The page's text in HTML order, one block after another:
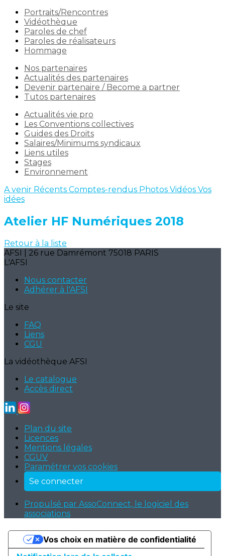
Portraits/Rencontres
Vidéothèque
Paroles de chef
Paroles de réalisateurs
Hommage
Nos partenaires
Actualités des partenaires
Devenir partenaire / Become a partner
Tutos partenaires
Actualités vie pro
Les Conventions collectives
Guides des Droits
Salaires/Minimums syndicaux
Liens utiles
Stages
Environnement
A venir Récents Comptes-rendus Photos Vidéos Vos
idées
Atelier HF Numériques 2018
Retour à la liste
AFSI | 26 rue Damrémont 75018 PARIS
L'AFSI
Nous contacter
Adhérer à l'AFSI
Le site
FAQ
Liens
CGU
La vidéothèque AFSI
Le catalogue
Accès direct
Plan du site
Licences
Mentions légales
CGUV
Paramétrer vos cookies
Se connecter
Propulsé par AssoConnect, le logiciel des
associations
Vos choix en matière de confidentialité